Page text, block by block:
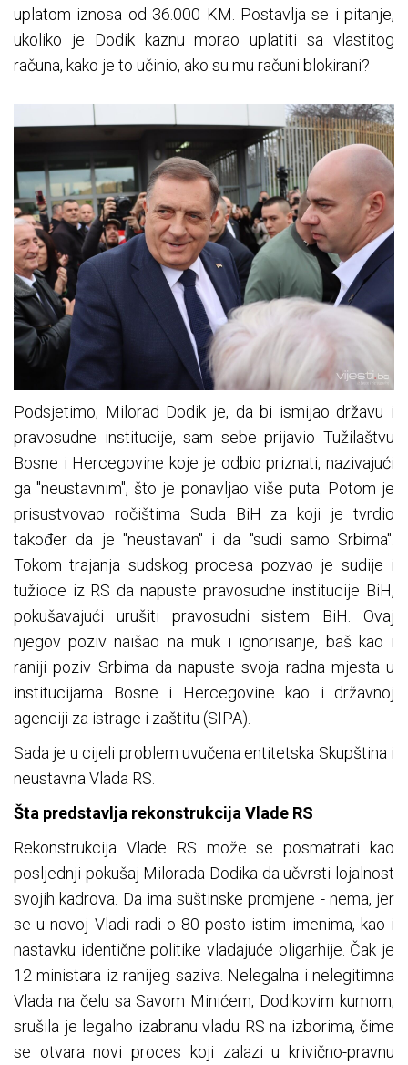
uplatom iznosa od 36.000 KM. Postavlja se i pitanje,
ukoliko je Dodik kaznu morao uplatiti sa vlastitog
računa, kako je to učinio, ako su mu računi blokirani?
Podsjetimo, Milorad Dodik je, da bi ismijao državu i
pravosudne institucije, sam sebe prijavio Tužilaštvu
Bosne i Hercegovine koje je odbio priznati, nazivajući
ga "neustavnim", što je ponavljao više puta. Potom je
prisustvovao ročištima Suda BiH za koji je tvrdio
također da je "neustavan" i da "sudi samo Srbima".
Tokom trajanja sudskog procesa pozvao je sudije i
tužioce iz RS da napuste pravosudne institucije BiH,
pokušavajući urušiti pravosudni sistem BiH. Ovaj
njegov poziv naišao na muk i ignorisanje, baš kao i
raniji poziv Srbima da napuste svoja radna mjesta u
institucijama Bosne i Hercegovine kao i državnoj
agenciji za istrage i zaštitu (SIPA).
Sada je u cijeli problem uvučena entitetska Skupština i
neustavna Vlada RS.
Šta predstavlja rekonstrukcija Vlade RS
Rekonstrukcija Vlade RS može se posmatrati kao
posljednji pokušaj Milorada Dodika da učvrsti lojalnost
svojih kadrova. Da ima suštinske promjene - nema, jer
se u novoj Vladi radi o 80 posto istim imenima, kao i
nastavku identične politike vladajuće oligarhije. Čak je
12 ministara iz ranijeg saziva. Nelegalna i nelegitimna
Vlada na čelu sa Savom Minićem, Dodikovim kumom,
srušila je legalno izabranu vladu RS na izborima, čime
se otvara novi proces koji zalazi u krivično-pravnu